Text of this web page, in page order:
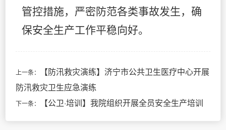
管控措施，严密防范各类事故发生，确
保安全生产工作平稳向好。
上一条：
【防汛救灾演练】济宁市公共卫生医疗中心开展
防汛救灾卫生应急演练
下一条： 【公卫·培训】我院组织开展全员安全生产培训